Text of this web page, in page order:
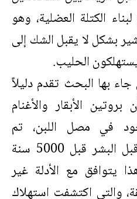
الكتلة العضلية، وهو
بشكل لا يقبل الشك إلى
الحليب.
جاء بها البحث تقدم دليلاً
الأبقار والأغنام
في مصل اللبن، تم
استهلاكه من قبل البشر قبل 5000 سنة
يتوافق مع الأدلة غير
والتي اكتشفت استهلاك